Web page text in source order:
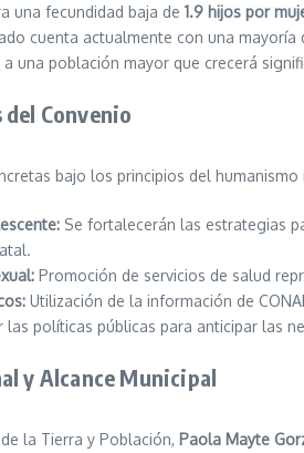
una fecundidad baja de 1.9 hijos por
cuenta actualmente con una
una población mayor que crecerá
Convenio
bajo los principios del
Se fortalecerán las estrategias
Promoción de servicios de salud
Utilización de la información de
las políticas públicas para anticipar las
y Alcance Municipal
la Tierra y Población, Paola Mayte